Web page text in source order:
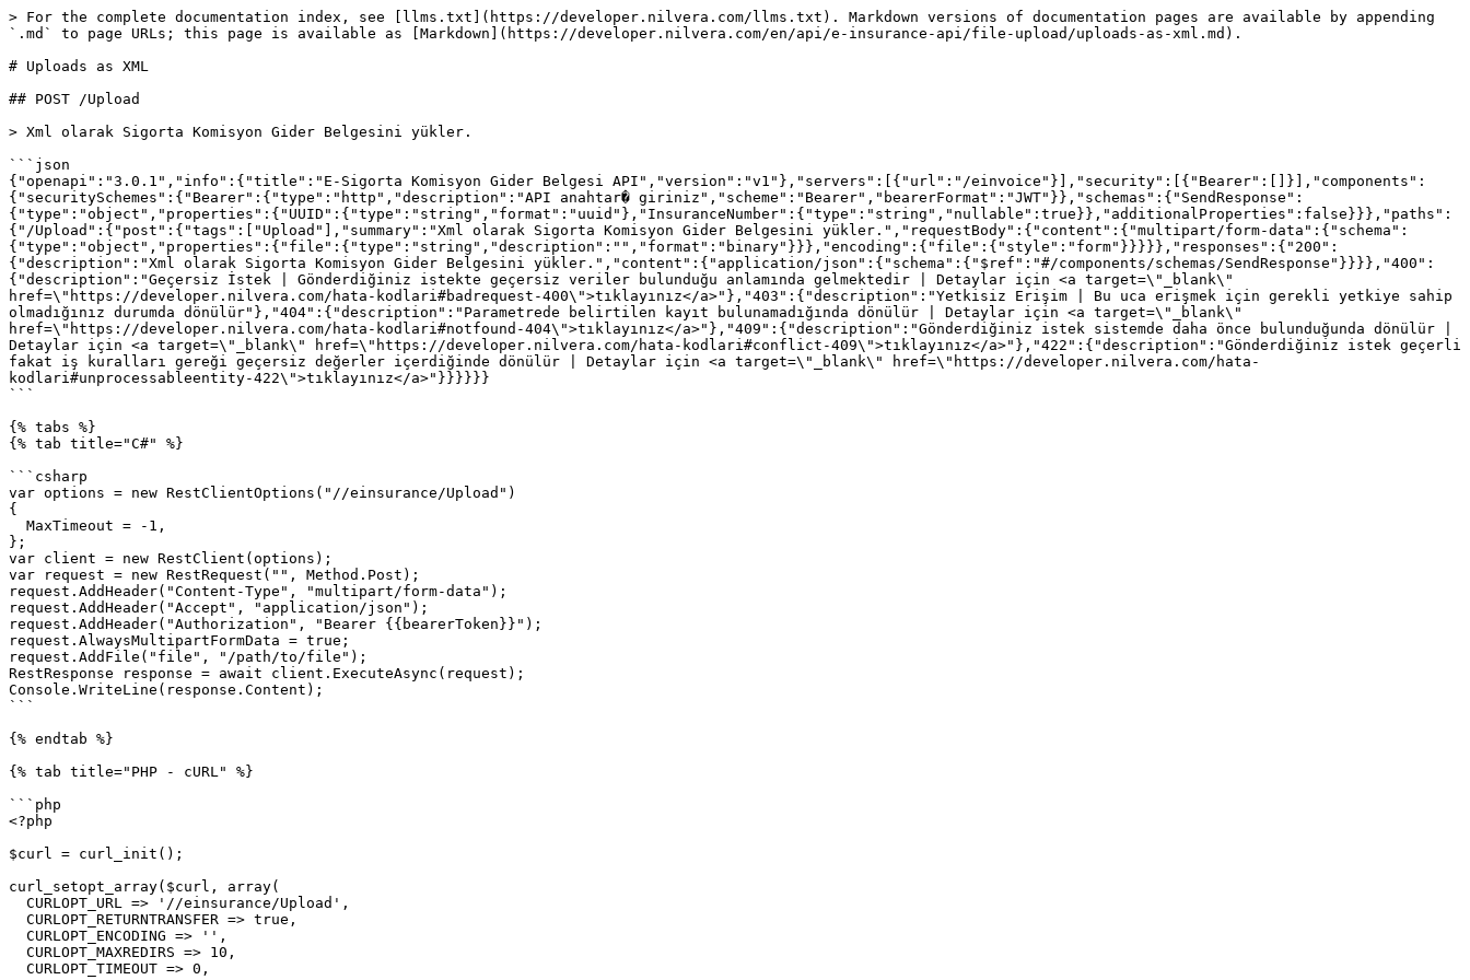
> For the complete documentation index, see [llms.txt](https://developer.nilvera.com/llms.txt). Markdown versions of documentation pages are available by appending
`.md` to page URLs; this page is available as [Markdown](https://developer.nilvera.com/en/api/e-insurance-api/file-upload/uploads-as-xml.md).
# Uploads as XML
## POST /Upload
> Xml olarak Sigorta Komisyon Gider Belgesini yükler.
```json
{"openapi":"3.0.1","info":{"title":"E-Sigorta Komisyon Gider Belgesi API","version":"v1"},"servers":[{"url":"/einvoice"}],"security":[{"Bearer":[]}],"components":
{"securitySchemes":{"Bearer":{"type":"http","description":"API anahtar� giriniz","scheme":"Bearer","bearerFormat":"JWT"}},"schemas":{"SendResponse":
{"type":"object","properties":{"UUID":{"type":"string","format":"uuid"},"InsuranceNumber":{"type":"string","nullable":true}},"additionalProperties":false}}},"paths":
{"/Upload":{"post":{"tags":["Upload"],"summary":"Xml olarak Sigorta Komisyon Gider Belgesini yükler.","requestBody":{"content":{"multipart/form-data":{"schema":
{"type":"object","properties":{"file":{"type":"string","description":"","format":"binary"}}},"encoding":{"file":{"style":"form"}}}}},"responses":{"200":
{"description":"Xml olarak Sigorta Komisyon Gider Belgesini yükler.","content":{"application/json":{"schema":{"$ref":"#/components/schemas/SendResponse"}}}},"400":
{"description":"Geçersiz İstek | Gönderdiğiniz istekte geçersiz veriler bulunduğu anlamında gelmektedir | Detaylar için <a target=\"_blank\"
href=\"https://developer.nilvera.com/hata-kodlari#badrequest-400\">tıklayınız</a>"},"403":{"description":"Yetkisiz Erişim | Bu uca erişmek için gerekli yetkiye sahip
olmadığınız durumda dönülür"},"404":{"description":"Parametrede belirtilen kayıt bulunamadığında dönülür | Detaylar için <a target=\"_blank\"
href=\"https://developer.nilvera.com/hata-kodlari#notfound-404\">tıklayınız</a>"},"409":{"description":"Gönderdiğiniz istek sistemde daha önce bulunduğunda dönülür |
Detaylar için <a target=\"_blank\" href=\"https://developer.nilvera.com/hata-kodlari#conflict-409\">tıklayınız</a>"},"422":{"description":"Gönderdiğiniz istek geçerli
fakat iş kuralları gereği geçersiz değerler içerdiğinde dönülür | Detaylar için <a target=\"_blank\" href=\"https://developer.nilvera.com/hata-
kodlari#unprocessableentity-422\">tıklayınız</a>"}}}}}}
```
{% tabs %}
{% tab title="C#" %}
```csharp
var options = new RestClientOptions("//einsurance/Upload")
{
};
var client = new RestClient(options);
var request = new RestRequest("", Method.Post);
request.AddHeader("Content-Type", "multipart/form-data");
request.AddHeader("Accept", "application/json");
request.AddHeader("Authorization", "Bearer {{bearerToken}}");
request.AlwaysMultipartFormData = true;
request.AddFile("file", "/path/to/file");
RestResponse response = await client.ExecuteAsync(request);
Console.WriteLine(response.Content);
```
{% endtab %}
{% tab title="PHP - cURL" %}
```php
<?php
$curl = curl_init();
curl_setopt_array($curl, array(